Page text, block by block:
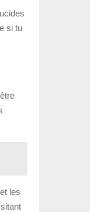
si tu
les